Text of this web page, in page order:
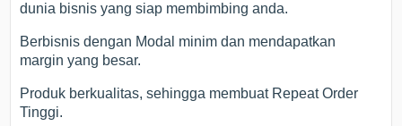
dunia bisnis yang siap membimbing anda.
Berbisnis dengan Modal minim dan mendapatkan
margin yang besar.
Produk berkualitas, sehingga membuat Repeat Order
Tinggi.